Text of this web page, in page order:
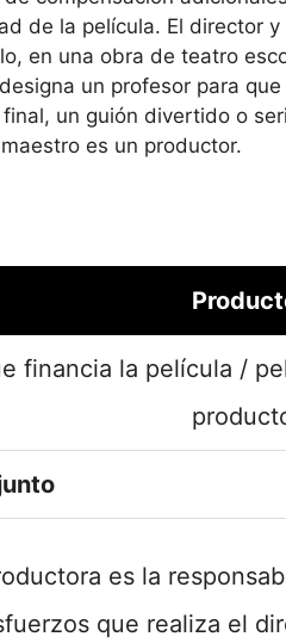
de la película. El director
en una obra de teatro
un profesor para
un guión divertido o
es un productor.
financia la película /
es la
que realiza el